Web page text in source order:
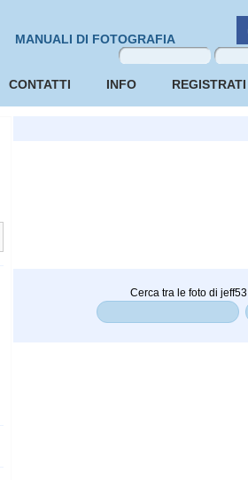
MANUALI DI FOTOGRAFIA
CONTATTI INFO REGISTRATI
Cerca tra le foto di jeff53